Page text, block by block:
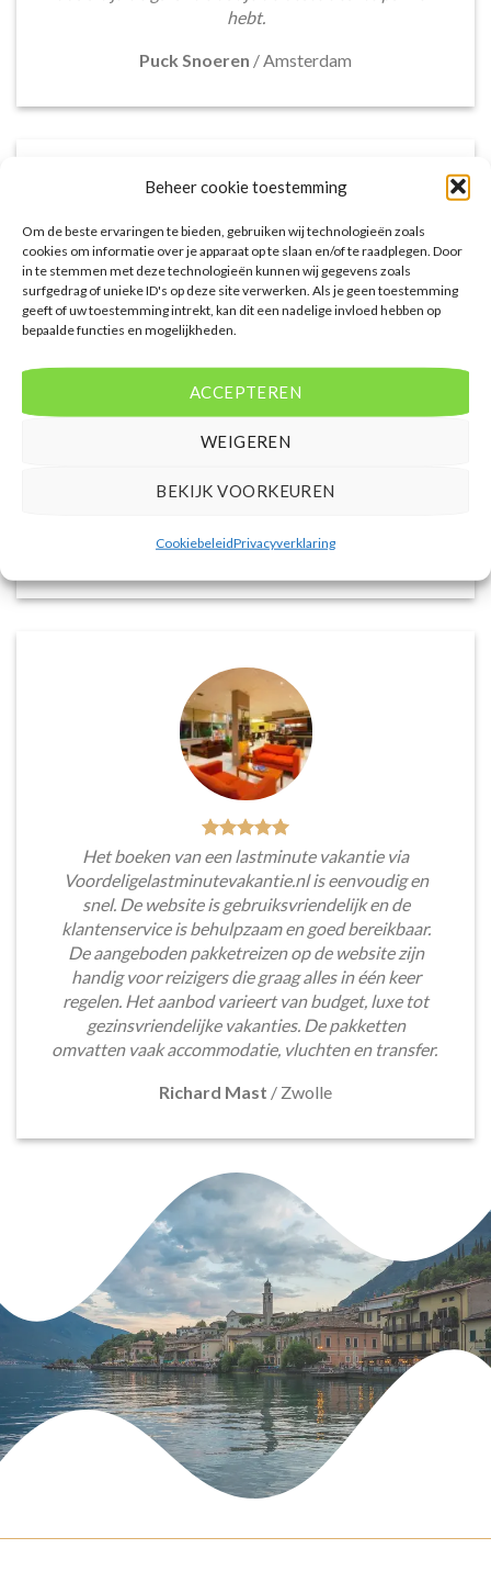
Beheer cookie toestemming
Om de beste ervaringen te bieden, gebruiken wij technologieën zoals
cookies om informatie over je apparaat op te slaan en/of te raadplegen. Door
in te stemmen met deze technologieën kunnen wij gegevens zoals
surfgedrag of unieke ID's op deze site verwerken. Als je geen toestemming
geeft of uw toestemming intrekt, kan dit een nadelige invloed hebben op
bepaalde functies en mogelijkheden.
ACCEPTEREN
WEIGEREN
BEKIJK VOORKEUREN
CookiebeleidPrivacyverklaring
hebt.
Puck Snoeren /Amsterdam
Het aanbod van accommodaties op
voordeligelastminutevakantie.nl is erg goed. Van
luxe resorts tot budgetvriendelijke hotels, de site
biedt een breed scala aan opties. De handige
accommodaties te vinden die aansluiten bij mijn
Tim Beukers/Tilburg
Het boeken van een lastminute vakantie via
Voordeligelastminutevakantie.nl is eenvoudig en
snel. De website is gebruiksvriendelijk en de
klantenservice is behulpzaam en goed bereikbaar.
De aangeboden pakketreizen op de website zijn
handig voor reizigers die graag alles in één keer
regelen. Het aanbod varieert van budget, luxe tot
gezinsvriendelijke vakanties. De pakketten
omvatten vaak accommodatie, vluchten en transfer.
Richard Mast / Zwolle